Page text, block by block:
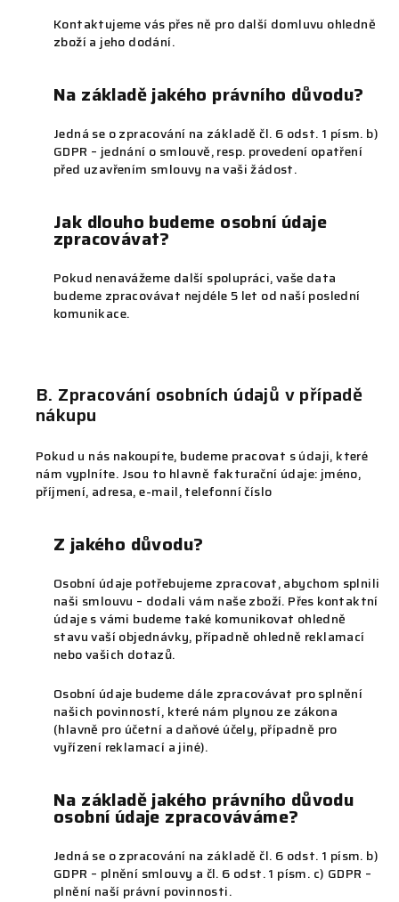
Kontaktujeme vás přes ně pro další domluvu ohledně
zboží a jeho dodání.
Na základě jakého právního důvodu?
Jedná se o zpracování na základě čl. 6 odst. 1 písm. b)
GDPR – jednání o smlouvě, resp. provedení opatření
před uzavřením smlouvy na vaši žádost.
Jak dlouho budeme osobní údaje
zpracovávat?
Pokud nenavážeme další spolupráci, vaše data
budeme zpracovávat nejdéle 5 let od naší poslední
komunikace.
B. Zpracování osobních údajů v případě
nákupu
Pokud u nás nakoupíte, budeme pracovat s údaji, které
nám vyplníte. Jsou to hlavně fakturační údaje: jméno,
příjmení, adresa, e-mail, telefonní číslo
Z jakého důvodu?
Osobní údaje potřebujeme zpracovat, abychom splnili
naši smlouvu – dodali vám naše zboží. Přes kontaktní
údaje s vámi budeme také komunikovat ohledně
stavu vaší objednávky, případně ohledně reklamací
nebo vašich dotazů.
Osobní údaje budeme dále zpracovávat pro splnění
našich povinností, které nám plynou ze zákona
(hlavně pro účetní a daňové účely, případně pro
vyřízení reklamací a jiné).
Na základě jakého právního důvodu
osobní údaje zpracováváme?
Jedná se o zpracování na základě čl. 6 odst. 1 písm. b)
GDPR – plnění smlouvy a čl. 6 odst. 1 písm. c) GDPR –
plnění naší právní povinnosti.